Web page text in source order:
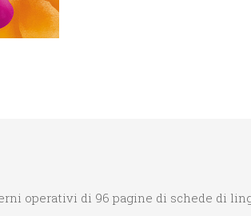
operativi di 96 pagine di schede di